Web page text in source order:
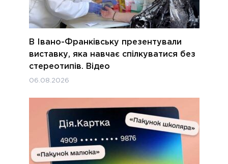
В Івано-Франківську презентували
виставку, яка навчає спілкуватися без
стереотипів. Відео
06.08.2026